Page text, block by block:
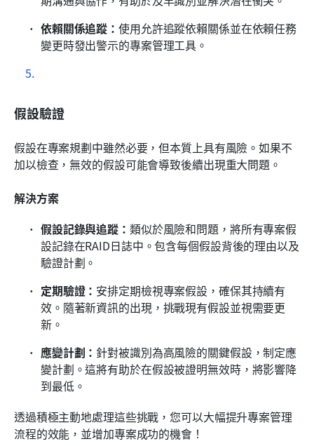
依賴關係追蹤：使用允許追蹤依賴關係並在依賴任務
變更時發出警示的專案管理工具。
假設驗證
假設在專案規劃中雖然必要，但本質上具有風險。如果不
加以檢查，無效的假設可能會導致後續出現重大問題。
解決方案
假設記錄與追蹤： 類似於風險和問題，將所有專案假
設記錄在RAID日誌中。包含每個假設背後的理由以及
驗證計劃。
定期驗證： 安排定期檢視專案假設，確保其持續有
效。隨著新資訊的出現，挑戰現有假設並視需要更
新。
應變計劃： 針對被識別為高風險的關鍵假設，制定應
變計劃。這將有助於在假設被證明無效時，將影響降
到最低。
透過積極主動地處理這些挑戰，您可以大幅提升專案管理
流程的效能，並增加專案成功的機會！